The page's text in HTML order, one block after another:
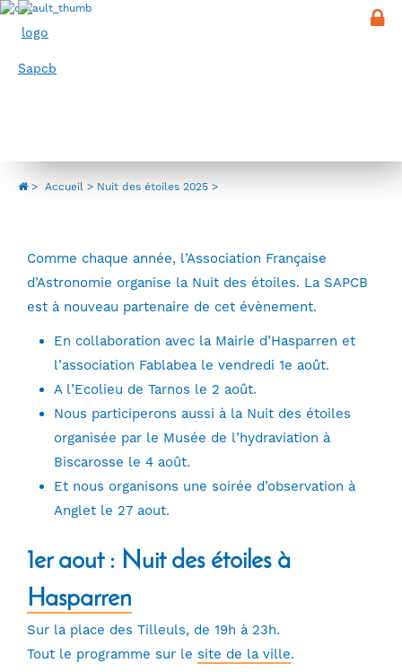
> Accueil Nuit des étoiles 2025
Comme chaque année, l’Association Française
d’Astronomie organise la Nuit des étoiles. La SAPCB
est à nouveau partenaire de cet évènement.
En collaboration avec la Mairie d’Hasparren et
l’association Fablabea le vendredi 1e août.
A l’Ecolieu de Tarnos le 2 août.
Nous participerons aussi à la Nuit des étoiles
organisée par le Musée de l’hydraviation à
Biscarosse le 4 août.
Et nous organisons une soirée d’observation à
Anglet le 27 aout.
1er aout : Nuit des étoiles à
Hasparren
Sur la place des Tilleuls, de 19h à 23h.
Tout le programme sur le site de la ville.
Panneau de gestion des cookies